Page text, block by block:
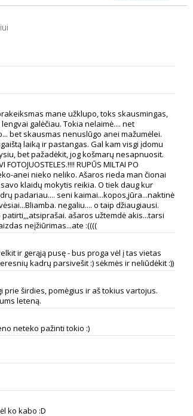
mane užklupo, toks skausmingas,
galėčiau. Tokia nelaimė.... net
bet skausmas nenuslūgo anei mažumėlei.
laiką ir pastangas. Gal kam visgi įdomu
bet pažadėkit, jog košmarų nesapnuosit.
RUPŪS MILTAI PO
anei nieko neliko. Ašaros rieda man čionai
klaidų mokytis reikia. O tiek daug kur
padariau.... seni kaimai...kopos,jūra...naktinė
negaliu.... o taip džiaugiausi.
ašaros užtemdė akis...tarsi
neįžiūrimas...ate :((((
ir gerąją pusę - bus proga vėl į tas vietas
kadrų parsivešit :) sėkmės ir neliūdėkit :))
širdies, pomėgius ir aš tokius vartojus.
leteną.
neteko pažinti tokio :)
ko kabo :D